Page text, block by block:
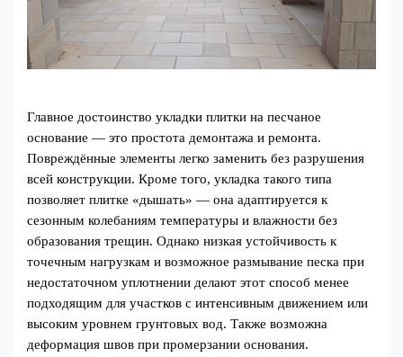
Главное достоинство укладки плитки на песчаное
основание — это простота демонтажа и ремонта.
Повреждённые элементы легко заменить без разрушения
всей конструкции. Кроме того, укладка такого типа
позволяет плитке «дышать» — она адаптируется к
сезонным колебаниям температуры и влажности без
образования трещин. Однако низкая устойчивость к
точечным нагрузкам и возможное размывание песка при
недостаточном уплотнении делают этот способ менее
подходящим для участков с интенсивным движением или
высоким уровнем грунтовых вод. Также возможна
деформация швов при промерзании основания.